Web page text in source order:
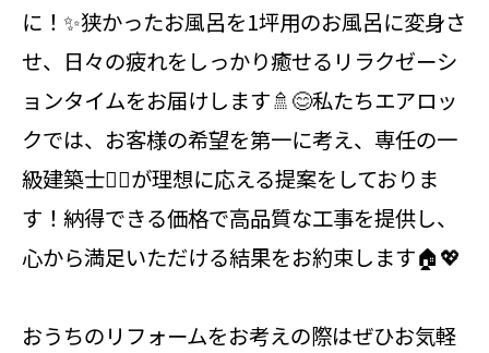
に！✨狭かったお風呂を1坪用のお風呂に変身さ
せ、日々の疲れをしっかり癒せるリラクゼーシ
ョンタイムをお届けします🚿😊私たちエアロッ
クでは、お客様の希望を第一に考え、専任の一
級建築士👷‍♂️が理想に応える提案をしておりま
す！納得できる価格で高品質な工事を提供し、
心から満足いただける結果をお約束します🏠💖
おうちのリフォームをお考えの際はぜひお気軽